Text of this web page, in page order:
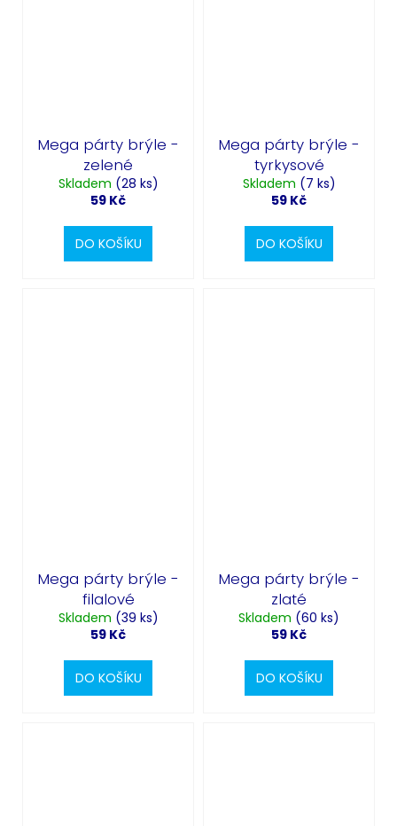
Mega párty brýle -
zelené
Skladem (28 ks)
59 Kč
DO KOŠÍKU
Mega párty brýle -
tyrkysové
Skladem (7 ks)
59 Kč
DO KOŠÍKU
Mega párty brýle -
filalové
Skladem (39 ks)
59 Kč
DO KOŠÍKU
Mega párty brýle -
zlaté
Skladem (60 ks)
59 Kč
DO KOŠÍKU
Powered by chaterimo